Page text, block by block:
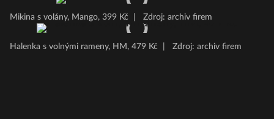
Mikina s volány, Mango, 399 Kč Zdroj: archiv firem
Halenka s volnými rameny, HM, 479 Kč Zdroj: archiv firem